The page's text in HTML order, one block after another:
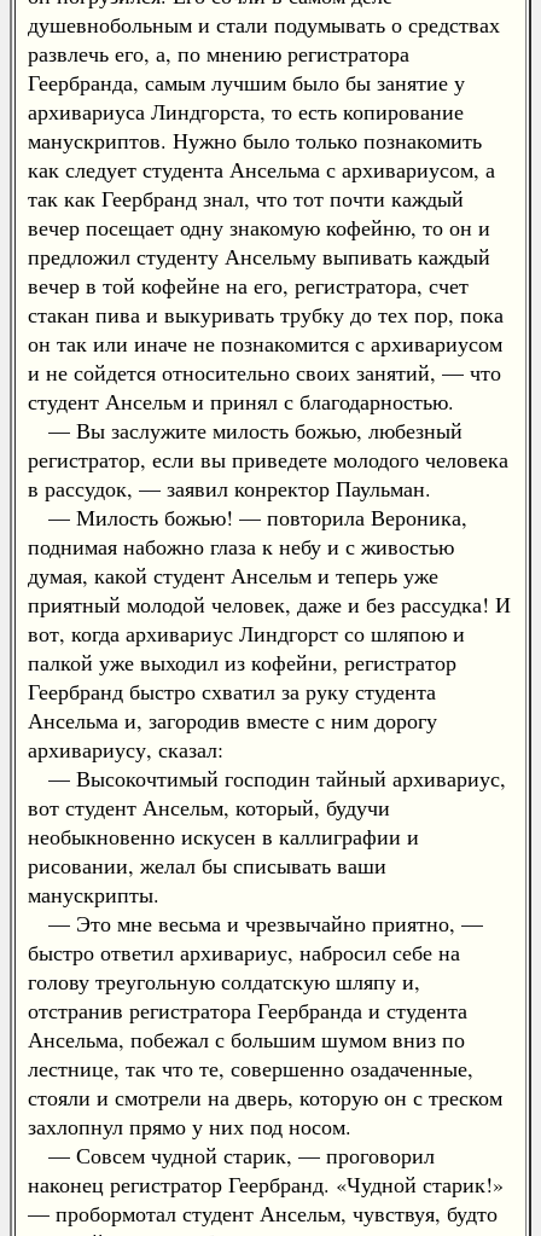
душевнобольным и стали подумывать о средствах
развлечь его, а, по мнению регистратора
Геербранда, самым лучшим было бы занятие у
архивариуса Линдгорста, то есть копирование
манускриптов. Нужно было только познакомить
как следует студента Ансельма с архивариусом, а
так как Геербранд знал, что тот почти каждый
вечер посещает одну знакомую кофейню, то он и
предложил студенту Ансельму выпивать каждый
вечер в той кофейне на его, регистратора, счет
стакан пива и выкуривать трубку до тех пор, пока
он так или иначе не познакомится с архивариусом
и не сойдется относительно своих занятий, — что
студент Ансельм и принял с благодарностью.
— Вы заслужите милость божью, любезный
регистратор, если вы приведете молодого человека
в рассудок, — заявил конректор Паульман.
— Милость божью! — повторила Вероника,
поднимая набожно глаза к небу и с живостью
думая, какой студент Ансельм и теперь уже
приятный молодой человек, даже и без рассудка! И
вот, когда архивариус Линдгорст со шляпою и
палкой уже выходил из кофейни, регистратор
Геербранд быстро схватил за руку студента
Ансельма и, загородив вместе с ним дорогу
архивариусу, сказал:
— Высокочтимый господин тайный архивариус,
вот студент Ансельм, который, будучи
необыкновенно искусен в каллиграфии и
рисовании, желал бы списывать ваши
манускрипты.
— Это мне весьма и чрезвычайно приятно, —
быстро ответил архивариус, набросил себе на
голову треугольную солдатскую шляпу и,
отстранив регистратора Геербранда и студента
Ансельма, побежал с большим шумом вниз по
лестнице, так что те, совершенно озадаченные,
стояли и смотрели на дверь, которую он с треском
захлопнул прямо у них под носом.
— Совсем чудной старик, — проговорил
наконец регистратор Геербранд. «Чудной старик!»
— пробормотал студент Ансельм, чувствуя, будто